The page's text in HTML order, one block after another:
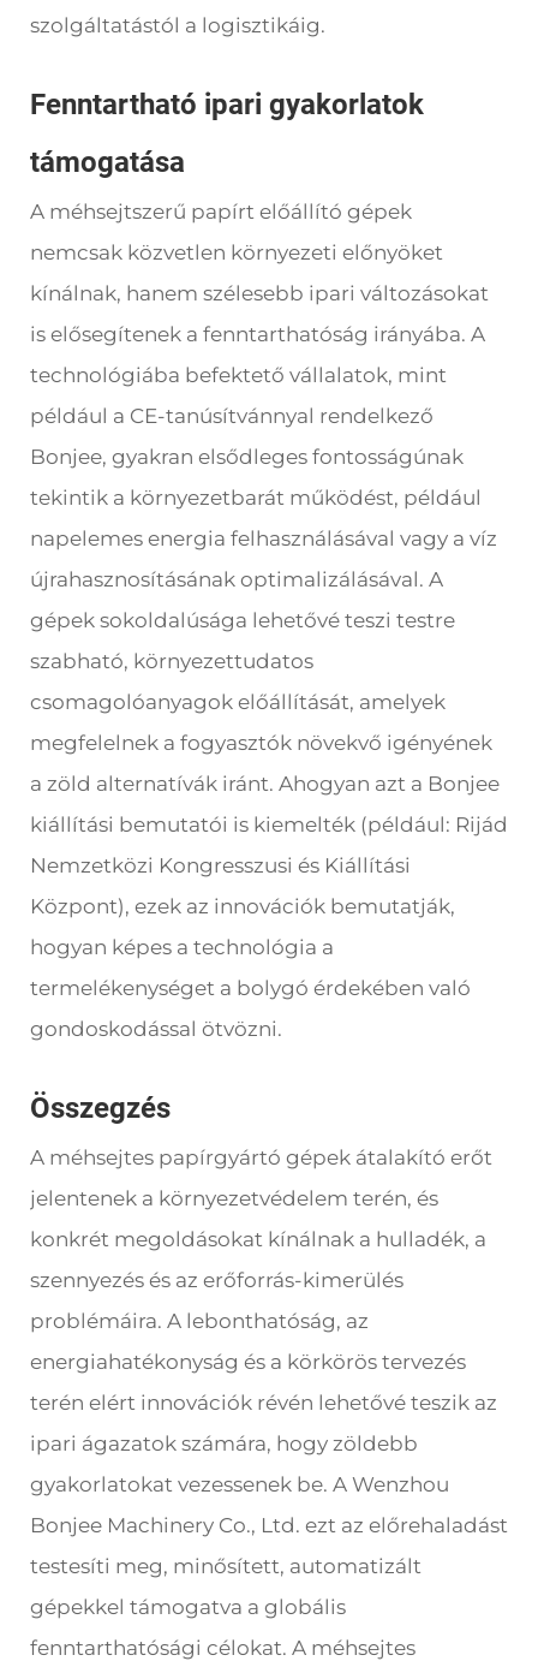
szolgáltatástól a logisztikáig.
Fenntartható ipari gyakorlatok
támogatása
A méhsejtszerű papírt előállító gépek
nemcsak közvetlen környezeti előnyöket
kínálnak, hanem szélesebb ipari változásokat
is elősegítenek a fenntarthatóság irányába. A
technológiába befektető vállalatok, mint
például a CE-tanúsítvánnyal rendelkező
Bonjee, gyakran elsődleges fontosságúnak
tekintik a környezetbarát működést, például
napelemes energia felhasználásával vagy a víz
újrahasznosításának optimalizálásával. A
gépek sokoldalúsága lehetővé teszi testre
szabható, környezettudatos
csomagolóanyagok előállítását, amelyek
megfelelnek a fogyasztók növekvő igényének
a zöld alternatívák iránt. Ahogyan azt a Bonjee
kiállítási bemutatói is kiemelték (például: Rijád
Nemzetközi Kongresszusi és Kiállítási
Központ), ezek az innovációk bemutatják,
hogyan képes a technológia a
termelékenységet a bolygó érdekében való
gondoskodással ötvözni.
Összegzés
A méhsejtes papírgyártó gépek átalakító erőt
jelentenek a környezetvédelem terén, és
konkrét megoldásokat kínálnak a hulladék, a
szennyezés és az erőforrás-kimerülés
problémáira. A lebonthatóság, az
energiahatékonyság és a körkörös tervezés
terén elért innovációk révén lehetővé teszik az
ipari ágazatok számára, hogy zöldebb
gyakorlatokat vezessenek be. A Wenzhou
Bonjee Machinery Co., Ltd. ezt az előrehaladást
testesíti meg, minősített, automatizált
gépekkel támogatva a globális
fenntarthatósági célokat. A méhsejtes